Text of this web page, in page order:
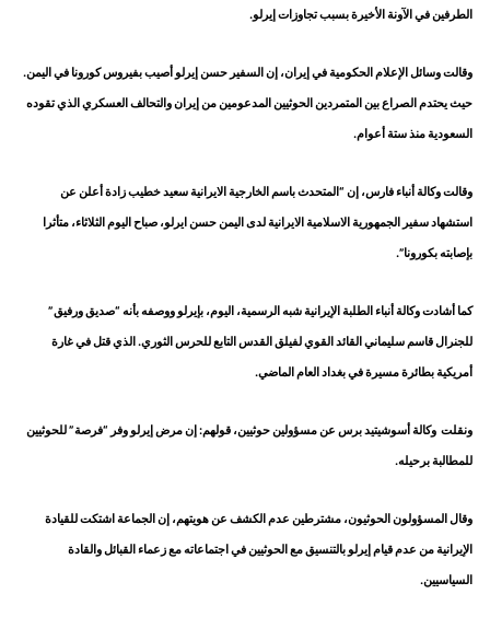
الطرفين في الآونة الأخيرة بسبب تجاوزات إيرلو.
وقالت وسائل الإعلام الحكومية في إيران، إن السفير حسن إيرلو أصيب بفيروس كورونا في اليمن.
حيث يحتدم الصراع بين المتمردين الحوثيين المدعومين من إيران والتحالف العسكري الذي تقوده
السعودية منذ ستة أعوام.
وقالت وكالة أنباء فارس، إن “المتحدث باسم الخارجية الايرانية سعيد خطيب زادة أعلن عن
استشهاد سفير الجمهورية الاسلامية الايرانية لدى اليمن حسن ايرلو، صباح اليوم الثلاثاء، متأثرا
بإصابته بكورونا”.
كما أشادت وكالة أنباء الطلبة الإيرانية شبه الرسمية، اليوم، بإيرلو ووصفه بأنه “صديق ورفيق”
للجنرال قاسم سليماني القائد القوي لفيلق القدس التابع للحرس الثوري. الذي قتل في غارة
أمريكية بطائرة مسيرة في بغداد العام الماضي.
ونقلت وكالة أسوشيتيد برس عن مسؤولين حوثيين، قولهم: إن مرض إيرلو وفر “فرصة” للحوثيين
للمطالبة برحيله.
وقال المسؤولون الحوثيون، مشترطين عدم الكشف عن هويتهم، إن الجماعة اشتكت للقيادة
الإيرانية من عدم قيام إيرلو بالتنسيق مع الحوثيين في اجتماعاته مع زعماء القبائل والقادة
السياسيين.